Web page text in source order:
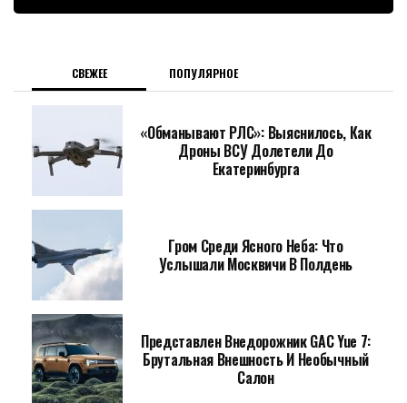
СВЕЖЕЕ ПОПУЛЯРНОЕ
«Обманывают РЛС»: Выяснилось, Как
Дроны ВСУ Долетели До
Екатеринбурга
Гром Среди Ясного Неба: Что
Услышали Москвичи В Полдень
Представлен Внедорожник GAC Yue 7:
Брутальная Внешность И Необычный
Салон